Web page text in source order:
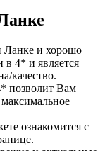
Ланке и хорошо
в 4* и является
качество.
позволит Вам
максимальное
ознакомится с